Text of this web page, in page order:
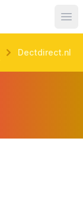
Dectdirect.nl